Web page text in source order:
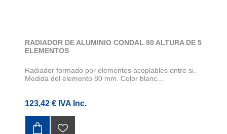
RADIADOR DE ALUMINIO CONDAL 80 ALTURA DE 5
ELEMENTOS
Radiador formado por elementos acoplables entre si.
Medida del elemento 80 mm. Color blanc...
123,42 € IVA Inc.